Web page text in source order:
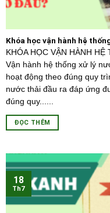
Khóa học vận hành hệ
KHÓA HỌC VẬN HÀNH
Vận hành hệ thống xử lý
hoạt động theo đúng quy
nước thải đầu ra đáp ứng
đúng quy......
ĐỌC THÊM
18
Th7